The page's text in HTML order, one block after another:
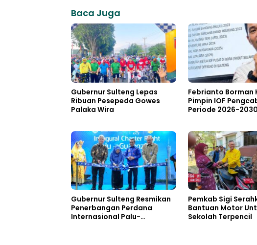
Baca Juga
Gubernur Sulteng Lepas
Ribuan Pesepeda Gowes
Palaka Wira
Febrianto Borman
Pimpin IOF
Periode 2026-2030
Gubernur Sulteng Resmikan
Penerbangan Perdana
Internasional Palu-
Pemkab Sigi
Bantuan Motor
Sekolah Terpencil